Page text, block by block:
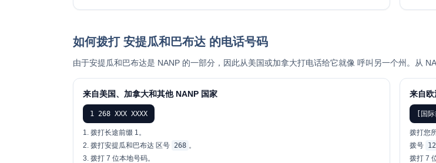
如何拨打 安提瓜和巴布达 的电话号码
由于安提瓜和巴布达是 NANP 的一部分，因此从美国或加拿大打电话给它就像 呼叫另一个州。从
来自美国、加拿大和其他 NANP 国家
1 268 XXX XXXX
拨打长途前缀 1。
拨打安提瓜和巴布达 区号 268 。
拨打 7 位本地号码。
来自
[国
拨打您
拨号
拨打 7